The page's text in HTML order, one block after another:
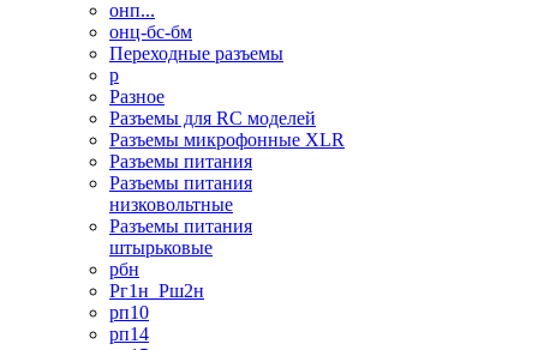
онп...
онц-бс-бм
Переходные разъемы
р
Разное
Разъемы для RC моделей
Разъемы микрофонные XLR
Разъемы питания
Разъемы питания
низковольтные
Разъемы питания
штырьковые
рбн
Рг1н_Рш2н
рп10
рп14